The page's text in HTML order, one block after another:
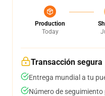
Production
Today
Transacción segura
Entrega mundial a tu
Número de